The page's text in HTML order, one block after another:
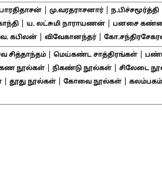
பாரதிதாசன் மு.வரதராசனார்| ந.பிச்சமூர்த்தி
| ய. லட்சுமி நாராயணன்| பனசை
கபிலன் விவேகானந்தர்|
சித்தாந்தம்| மெய்கண்ட சாத்திரங்கள்|
நூல்கள்| நிகண்டு நூல்கள்| சிலேடை
| தூது நூல்கள்| கோவை நூல்கள்|